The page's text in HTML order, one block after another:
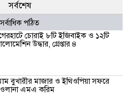
সর্বশেষ
সর্বাধিক পঠিত
চোরাই ৮টি ইজিবাইক ও ১২টি
উদ্ধার, গ্রেপ্তার ৪
বুখারীর মাজার ও ইথিওপিয়া সফরে
এমএ করিম